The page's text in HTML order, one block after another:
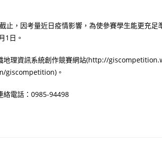
止，因考量近日疫情影響，為使參賽學生能更充
1日。
地理資訊系統創作競賽網站(http://
giscompetition)。
絡電話：0985-94498